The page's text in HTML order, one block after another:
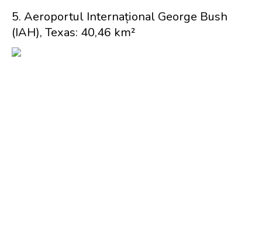
5. Aeroportul Internațional George Bush
(IAH), Texas: 40,46 km²